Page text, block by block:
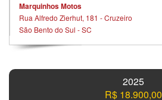
Marquinhos Motos
Rua Alfredo Zierhut, 181 - Cruzeiro
São Bento do Sul - SC
2025
R$ 18.900,00